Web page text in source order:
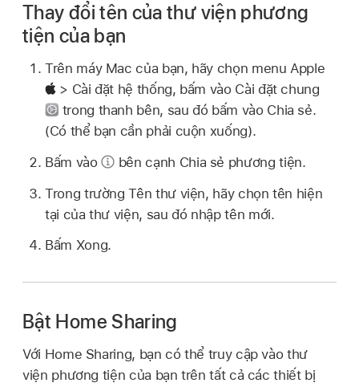
Thay đổi tên của thư viện phương
tiện của bạn
Trên máy Mac của bạn, hãy chọn menu Apple
> Cài đặt hệ thống, bấm vào Cài đặt chung
trong thanh bên, sau đó bấm vào Chia sẻ.
(Có thể bạn cần phải cuộn xuống).
Bấm vào
bên cạnh Chia sẻ phương tiện.
Trong trường Tên thư viện, hãy chọn tên hiện
tại của thư viện, sau đó nhập tên mới.
Bấm Xong.
Bật Home Sharing
Với Home Sharing, bạn có thể truy cập vào thư
viện phương tiện của bạn trên tất cả các thiết bị